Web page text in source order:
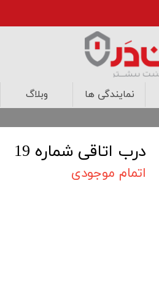
درب های ضد حریق
طراحی داخلی
نمایندگی ها وبلاگ
درب اتاقی شماره 19
اتمام موجودی